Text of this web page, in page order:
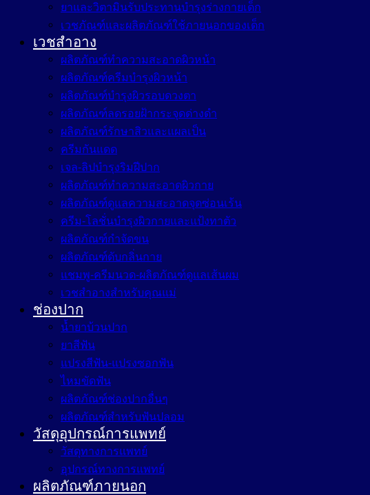
ยาและวิตามินรับประทานบำรุงร่างกายเด็ก
เวชภัณฑ์และผลิตภัณฑ์ใช้ภายนอกของเด็ก
เวชสำอาง
ผลิตภัณฑ์ทำความสะอาดผิวหน้า
ผลิตภัณฑ์ครีมบำรุงผิวหน้า
ผลิตภัณฑ์บำรุงผิวรอบดวงตา
ผลิตภัณฑ์ลดรอยฝ้ากระจุดด่างดำ
ผลิตภัณฑ์รักษาสิวและแผลเป็น
ครีมกันแดด
เจล-ลิปบำรุงริมฝีปาก
ผลิตภัณฑ์ทำความสะอาดผิวกาย
ผลิตภัณฑ์ดูแลความสะอาดจุดซ่อนเร้น
ครีม-โลชั่นบำรุงผิวกายและแป้งทาตัว
ผลิตภัณฑ์กำจัดขน
ผลิตภัณฑ์ดับกลิ่นกาย
แชมพู-ครีมนวด-ผลิตภัณฑ์ดูแลเส้นผม
เวชสำอางสำหรับคุณแม่
ช่องปาก
น้ำยาบ้วนปาก
ยาสีฟัน
แปรงสีฟัน-แปรงซอกฟัน
ไหมขัดฟัน
ผลิตภัณฑ์ช่องปากอื่นๆ
ผลิตภัณฑ์สำหรับฟันปลอม
วัสดุอุปกรณ์การแพทย์
วัสดุทางการแพทย์
อุปกรณ์ทางการแพทย์
ผลิตภัณฑ์ภายนอก